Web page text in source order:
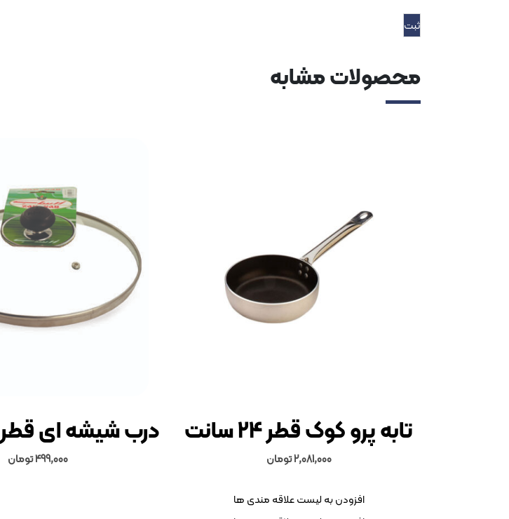
محصولات مشابه
تابه پرو کوک قطر 24 سانت
2,081,000تومان
افزودن به لیست علاقه مندی ها
درب شیشه ای قطر 32 سانت
499,000تومان